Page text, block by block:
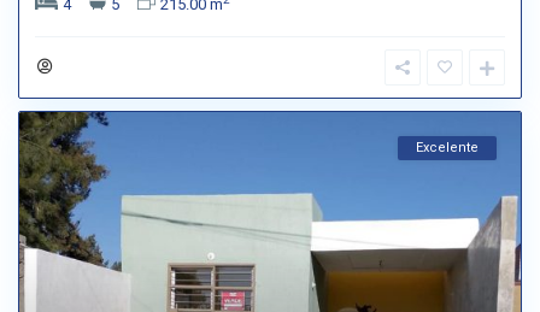
4
5 215.00 m
Excelente